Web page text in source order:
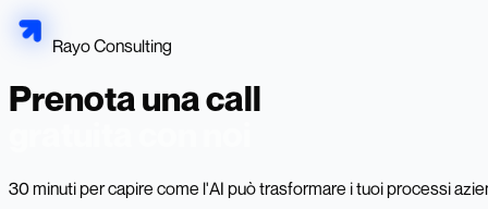
Rayo Consulting
Prenota una call
30 minuti per capire come l'AI può trasformare i tuoi processi